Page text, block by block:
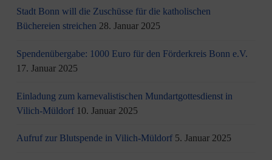
Stadt Bonn will die Zuschüsse für die katholischen
Büchereien streichen 28. Januar 2025
Spendenübergabe: 1000 Euro für den Förderkreis Bonn e.V.
17. Januar 2025
Einladung zum karnevalistischen Mundartgottesdienst in
Vilich-Müldorf 10. Januar 2025
Aufruf zur Blutspende in Vilich-Müldorf 5. Januar 2025